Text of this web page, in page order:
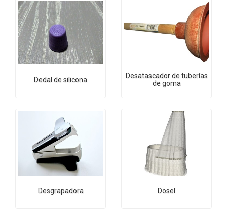
Dedal de silicona
Desatascador de tuberías
de goma
Desgrapadora Dosel